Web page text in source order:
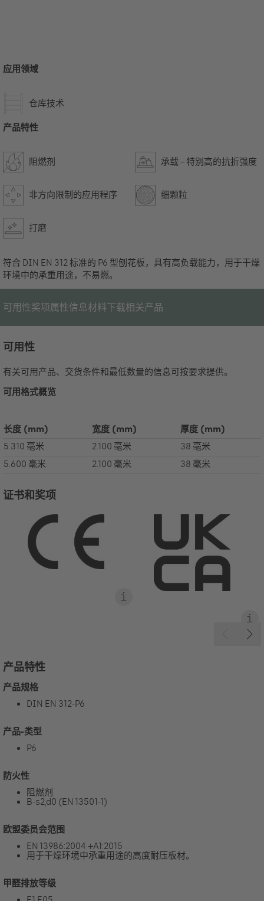
应用领域
仓库技术
产品特性
阻燃剂 承载 – 特别高的抗折强度
非方向限制的应用程序 细颗粒
打磨
符合 DIN EN 312 标准的 P6 型刨花板，具有高负载能力，用于干燥
环境中的承重用途，不易燃。
可用性奖项属性信息材料下载相关产品
可用性
有关可用产品、交货条件和最低数量的信息可按要求提供。
可用格式概览
长度 (mm) 宽度 (mm) 厚度 (mm)
5.310 毫米 2.100 毫米
38 毫米
5.600 毫米
2.100 毫米 38 毫米
证书和奖项
产品特性
产品规格
DIN EN 312-P6
产品-类型
P6
防火性
阻燃剂
B-s2,d0 (EN 13501-1)
欧盟委员会范围
EN 13986:2004 +A1:2015
用于干燥环境中承重用途的高度耐压板材。
甲醛排放等级